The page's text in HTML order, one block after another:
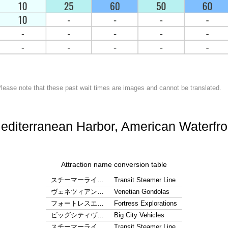
note that these past wait times are images and cannot be translated.
Harbor, American
Attraction name conversion table
スチーマーライ…
Transit Steamer Line
ヴェネツィアン…
Venetian Gondolas
フォートレスエ…
Fortress Explorations
ビッグシティヴ…
Big City Vehicles